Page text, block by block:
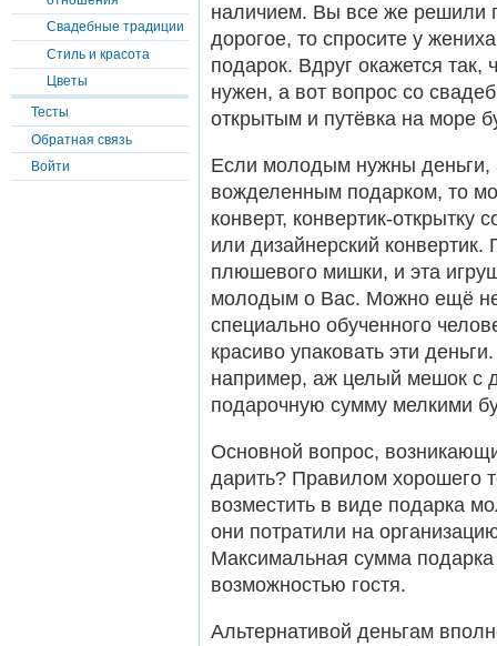
Свадебные традиции
Стиль и красота
Цветы
Тесты
Обратная связь
Войти
наличием. Вы все же решили
дорогое, то спросите у
подарок. Вдруг окажется так,
нужен, а вот вопрос со
открытым и путёвка на море
Если молодым нужны деньги,
вожделенным подарком, то
конверт, конвертик-
или дизайнерский
плюшевого мишки, и эта
молодым о Вас. Можно ещё
специально обученного
красиво упаковать эти
например, аж целый мешок с
подарочную сумму мелкими
Основной вопрос,
дарить? Правилом хорошего
возместить в виде подарка
они потратили на
Максимальная сумма
возможностью гостя.
Альтернативой деньгам